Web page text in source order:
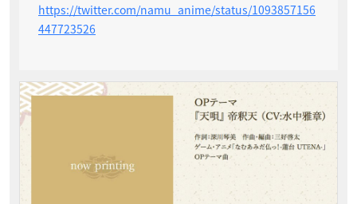
https://twitter.com/namu_anime/status/1093857156
447723526